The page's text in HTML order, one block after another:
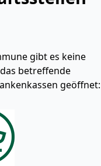
gibt es keine
betreffende
geöffnet: